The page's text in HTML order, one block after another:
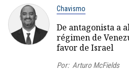
Chavismo
De antagonista a
régimen de
favor de Israel
Por: Arturo McFields